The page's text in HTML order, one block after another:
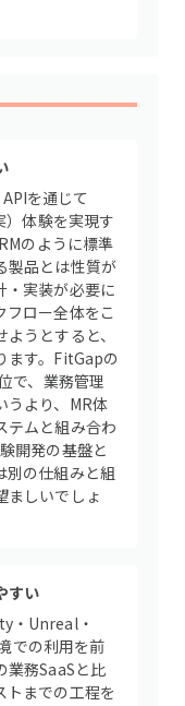
を通じて
体験を実現す
のように標準
製品とは性質が
・実装が必要に
フロー全体をこ
うとすると、
ます。FitGapの
で、業務管理
うより、MR体
テムと組み合わ
開発の基盤と
別の仕組みと組
ましいでしょ
すい
・Unreal・
での利用を前
業務SaaSと比
トまでの工程を